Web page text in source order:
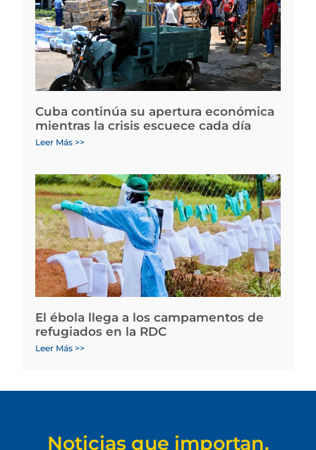
Cuba continúa su apertura económica
mientras la crisis escuece cada día
Leer Más >>
El ébola llega a los campamentos de
refugiados en la RDC
Leer Más >>
Noticias que importan.